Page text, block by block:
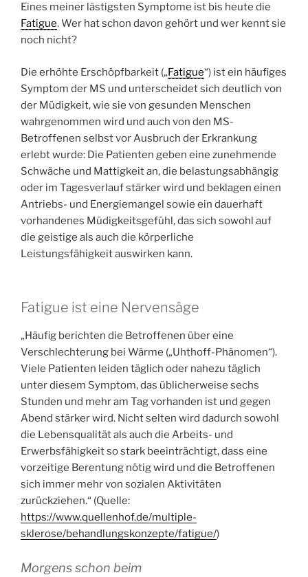
Eines meiner lästigsten Symptome ist bis heute die
Fatigue. Wer hat schon davon gehört und wer kennt sie
noch nicht?
Die erhöhte Erschöpfbarkeit („Fatigue“) ist ein häufiges
Symptom der MS und unterscheidet sich deutlich von
der Müdigkeit, wie sie von gesunden Menschen
wahrgenommen wird und auch von den MS-
Betroffenen selbst vor Ausbruch der Erkrankung
erlebt wurde: Die Patienten geben eine zunehmende
Schwäche und Mattigkeit an, die belastungsabhängig
oder im Tagesverlauf stärker wird und beklagen einen
Antriebs- und Energiemangel sowie ein dauerhaft
vorhandenes Müdigkeitsgefühl, das sich sowohl auf
die geistige als auch die körperliche
Leistungsfähigkeit auswirken kann.
Fatigue ist eine Nervensäge
„Häufig berichten die Betroffenen über eine
Verschlechterung bei Wärme („Uhthoff-Phänomen“).
Viele Patienten leiden täglich oder nahezu täglich
unter diesem Symptom, das üblicherweise sechs
Stunden und mehr am Tag vorhanden ist und gegen
Abend stärker wird. Nicht selten wird dadurch sowohl
die Lebensqualität als auch die Arbeits- und
Erwerbsfähigkeit so stark beeinträchtigt, dass eine
vorzeitige Berentung nötig wird und die Betroffenen
sich immer mehr von sozialen Aktivitäten
zurückziehen.“ (Quelle:
https://www.quellenhof.de/multiple-
sklerose/behandlungskonzepte/fatigue/)
Morgens schon beim